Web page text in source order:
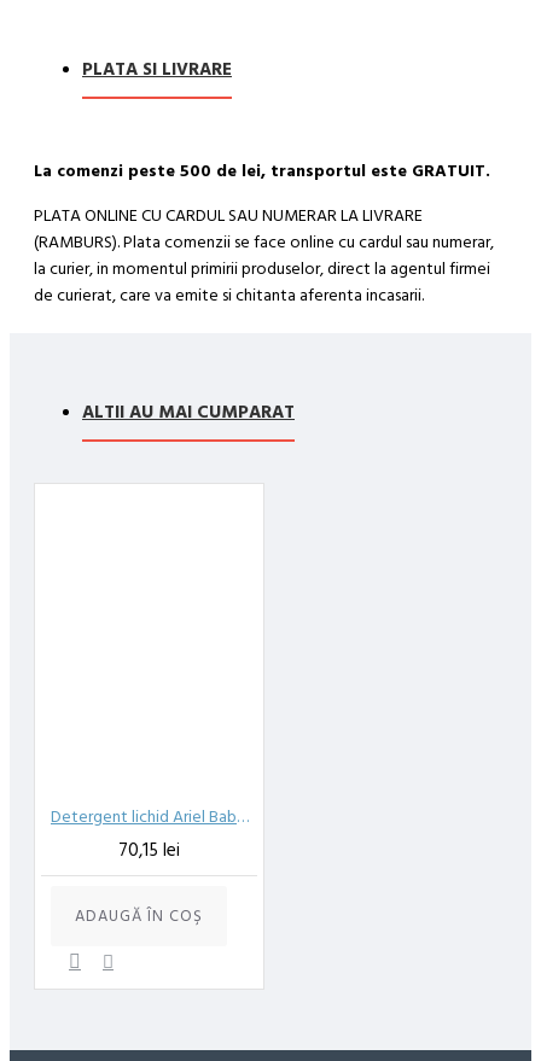
PLATA SI LIVRARE
La comenzi peste 500 de lei, transportul este GRATUIT.
PLATA ONLINE CU CARDUL SAU NUMERAR LA LIVRARE
(RAMBURS). Plata comenzii se face online cu cardul sau numerar,
la curier, in momentul primirii produselor, direct la agentul firmei
de curierat, care va emite si chitanta aferenta incasarii.
compania de curierat, care va livreaza comanda în decursul a 24-
48 ore din momentul confirmarii comenzii, daca aceasta a fost
comanda a fost facuta dupa ora 12:00, sambata sau duminica ne
ALTII AU MAI CUMPARAT
Detergent lichid Ariel Baby pentru piele sensibila 2.2 L 40 spalari
70,15 lei
ADAUGĂ ÎN COŞ